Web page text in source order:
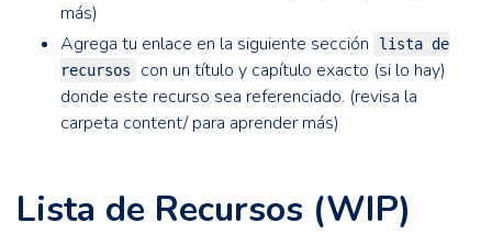
más)
Agrega tu enlace en la siguiente sección
lista de
recursos
con un título y capítulo exacto (si lo hay)
donde este recurso sea referenciado. (revisa la
carpeta content/ para aprender más)
Lista de Recursos (WIP)